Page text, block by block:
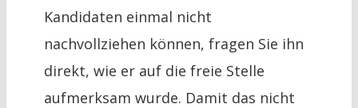
Kandidaten einmal nicht
nachvollziehen können, fragen Sie ihn
direkt, wie er auf die freie Stelle
aufmerksam wurde. Damit das nicht